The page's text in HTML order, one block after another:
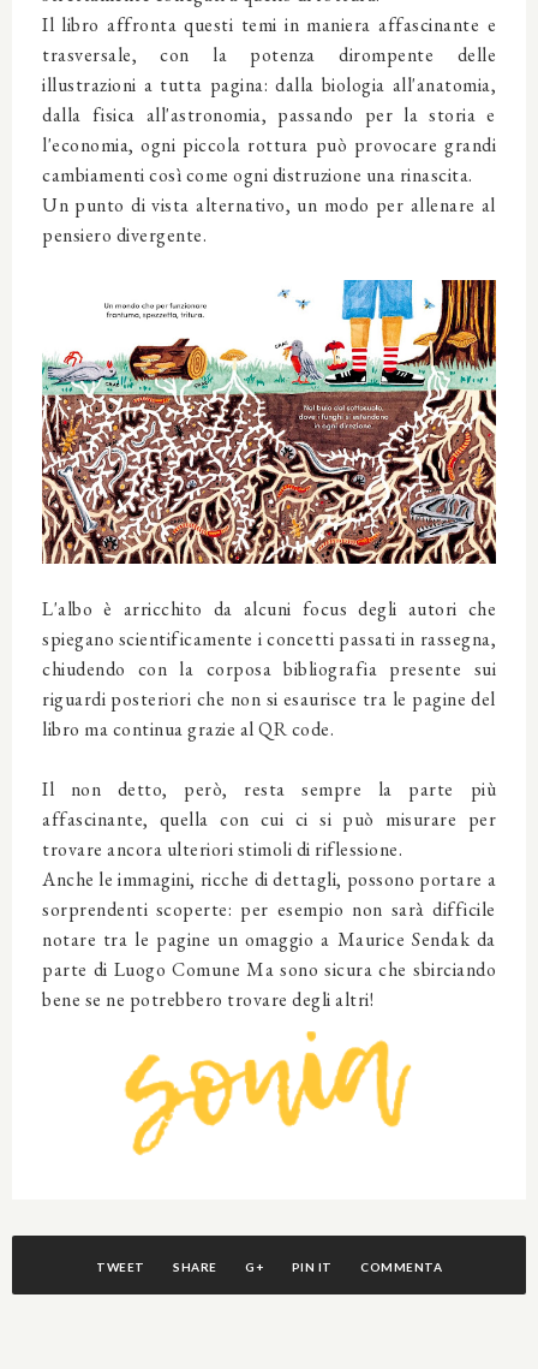
Il libro affronta questi temi in maniera affascinante e
trasversale, con la potenza dirompente delle
illustrazioni a tutta pagina: dalla biologia all'anatomia,
dalla fisica all'astronomia, passando per la storia e
l'economia, ogni piccola rottura può provocare grandi
cambiamenti così come ogni distruzione una rinascita.
Un punto di vista alternativo, un modo per allenare al
pensiero divergente.
L'albo è arricchito da alcuni focus degli autori che
spiegano scientificamente i concetti passati in rassegna,
chiudendo con la corposa bibliografia presente sui
riguardi posteriori che non si esaurisce tra le pagine del
libro ma continua grazie al QR code.
Il non detto, però, resta sempre la parte più
affascinante, quella con cui ci si può misurare per
trovare ancora ulteriori stimoli di riflessione.
Anche le immagini, ricche di dettagli, possono portare a
sorprendenti scoperte: per esempio non sarà difficile
notare tra le pagine un omaggio a Maurice Sendak da
parte di Luogo Comune Ma sono sicura che sbirciando
bene se ne potrebbero trovare degli altri!
TWEET SHARE G+ PIN IT COMMENTA